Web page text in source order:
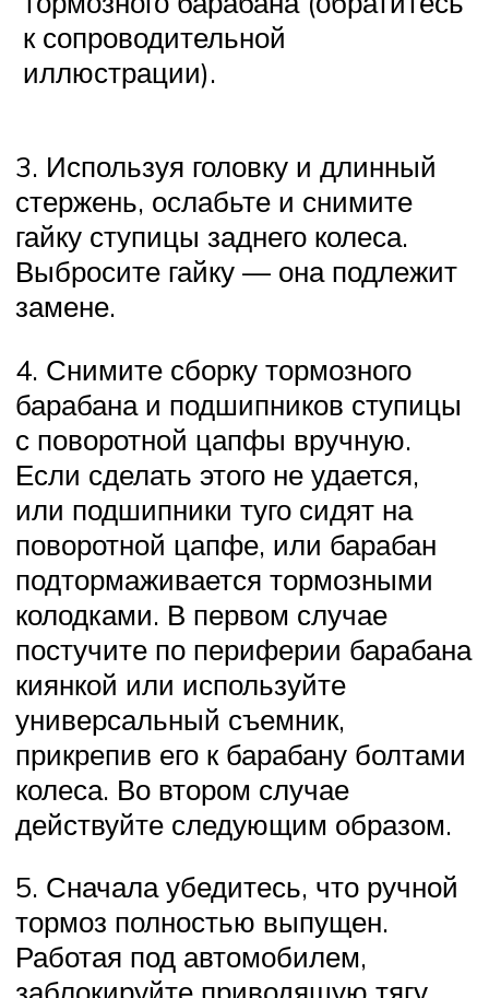
к сопроводительной
иллюстрации).
3. Используя головку и длинный
стержень, ослабьте и снимите
гайку ступицы заднего колеса.
Выбросите гайку — она подлежит
замене.
4. Снимите сборку тормозного
барабана и подшипников ступицы
с поворотной цапфы вручную.
Если сделать этого не удается,
или подшипники туго сидят на
поворотной цапфе, или барабан
подтормаживается тормозными
колодками. В первом случае
постучите по периферии барабана
киянкой или используйте
универсальный съемник,
прикрепив его к барабану болтами
колеса. Во втором случае
действуйте следующим образом.
5. Сначала убедитесь, что ручной
тормоз полностью выпущен.
Работая под автомобилем,